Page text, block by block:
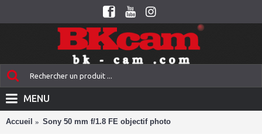
MENU
Accueil Sony 50 mm f/1.8 FE objectif photo